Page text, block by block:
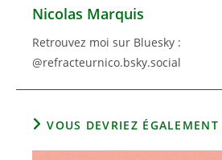
Nicolas Marquis
Retrouvez moi sur Bluesky :
@refracteurnico.bsky.social
VOUS DEVRIEZ